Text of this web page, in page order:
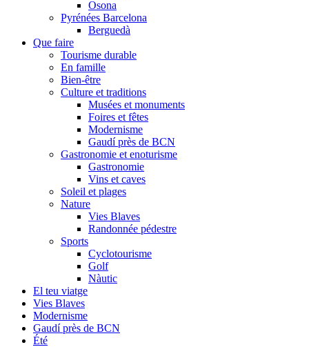
Osona
Pyrénées Barcelona
Berguedà
Que faire
Tourisme durable
En famille
Bien-être
Culture et traditions
Musées et monuments
Foires et fêtes
Modernisme
Gaudí près de BCN
Gastronomie et enoturisme
Gastronomie
Vins et caves
Soleil et plages
Nature
Vies Blaves
Randonnée pédestre
Sports
Cyclotourisme
Golf
Nàutic
El teu viatge
Vies Blaves
Modernisme
Gaudí près de BCN
Été